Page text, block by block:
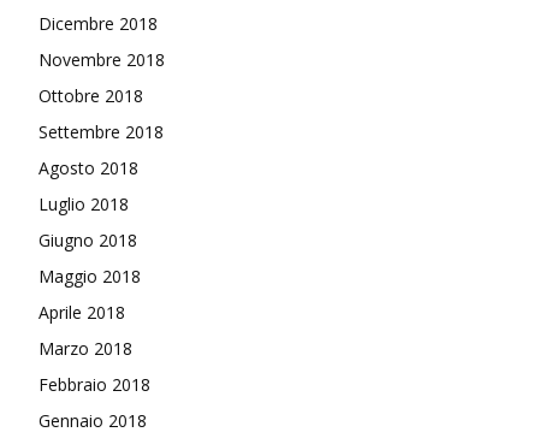
Dicembre 2018
Novembre 2018
Ottobre 2018
Settembre 2018
Agosto 2018
Luglio 2018
Giugno 2018
Maggio 2018
Aprile 2018
Marzo 2018
Febbraio 2018
Gennaio 2018